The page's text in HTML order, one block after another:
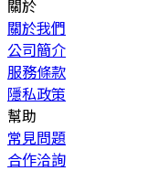
關於
關於我們
公司簡介
服務條款
隱私政策
幫助
常見問題
合作洽詢